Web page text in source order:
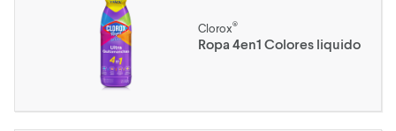
Clorox®
Ropa 4en1 Colores liquido